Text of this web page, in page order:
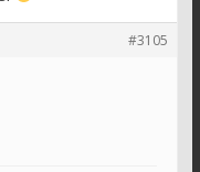
#3105